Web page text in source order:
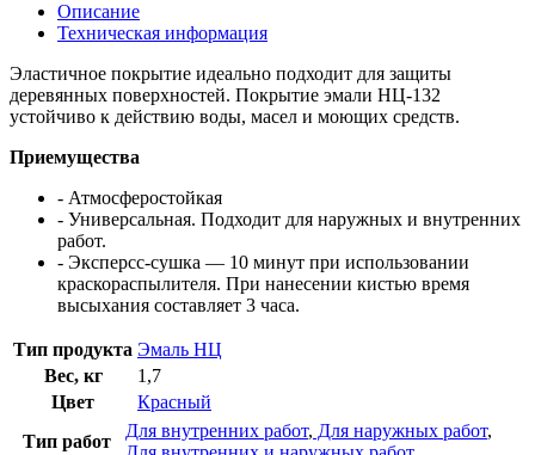
Описание
Техническая информация
Эластичное покрытие идеально подходит для защиты
деревянных поверхностей. Покрытие эмали НЦ-132
устойчиво к действию воды, масел и моющих средств.
Приемущества
- Атмосферостойкая
- Универсальная. Подходит для наружных и внутренних
работ.
- Эксперсс-сушка — 10 минут при использовании
краскораспылителя. При нанесении кистью время
высыхания составляет 3 часа.
Тип продукта Эмаль НЦ
Вес, кг
1,7
Цвет
Красный
Тип работ
Для внутренних работ, Для наружных работ,